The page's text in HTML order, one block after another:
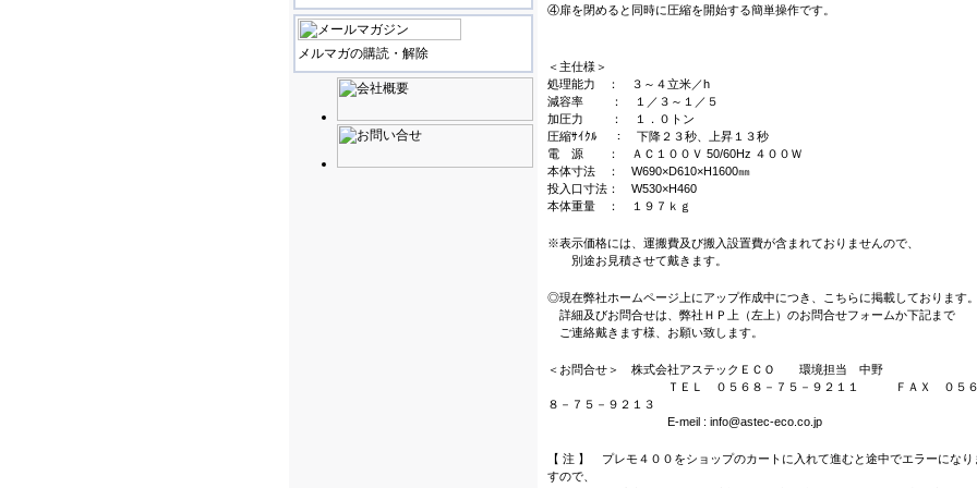
メルマガの購読・解除
④扉を閉めると同時に圧縮を開始する簡単操作です。
＜主仕様＞
処理能力 ： ３～４立米／h
減容率 ： １／３～１／５
加圧力 ： １．０トン
圧縮ｻｲｸﾙ ： 下降２３秒、上昇１３秒
電 源 ： ＡＣ１００Ｖ 50/60Hz ４００Ｗ
本体寸法 ： W690×D610×H1600㎜
投入口寸法： W530×H460
本体重量 ： １９７ｋｇ
※表示価格には、運搬費及び搬入設置費が含まれておりませんので、
別途お見積させて戴きます。
◎現在弊社ホームページ上にアップ作成中につき、こちらに掲載しております。
詳細及びお問合せは、弊社ＨＰ上（左上）のお問合せフォームか下記まで
ご連絡戴きます様、お願い致します。
＜お問合せ＞ 株式会社アステックＥＣＯ 環境担当 中野
ＴＥＬ ０５６８－７５－９２１１ ＦＡＸ ０５６
８－７５－９２１３
E-meil : info@astec-eco.co.jp
【 注 】 プレモ４００をショップのカートに入れて進むと途中でエラーになり
すので、